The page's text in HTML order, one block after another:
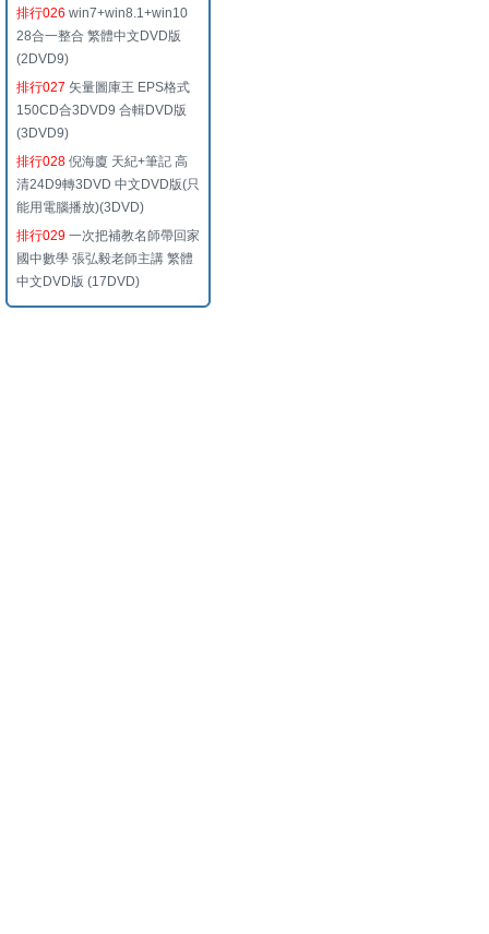
排行026 win7+win8.1+win10
28合一整合 繁體中文DVD版
(2DVD9)
排行027 矢量圖庫王 EPS格式
150CD合3DVD9 合輯DVD版
(3DVD9)
排行028 倪海廈 天紀+筆記 高
清24D9轉3DVD 中文DVD版(只
能用電腦播放)(3DVD)
排行029 一次把補教名師帶回家
國中數學 張弘毅老師主講 繁體
中文DVD版 (17DVD)